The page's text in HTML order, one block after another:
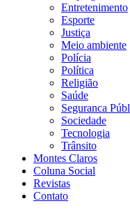
Entretenimento
Esporte
Justiça
Meio ambiente
Polícia
Política
Religião
Saúde
Seguranca
Sociedade
Tecnologia
Trânsito
Montes Claros
Coluna Social
Revistas
Contato